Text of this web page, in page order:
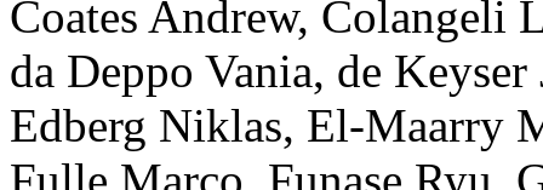
Coates Andrew, Colangeli
da Deppo Vania, de Keyser
Edberg Niklas, El-Maarry